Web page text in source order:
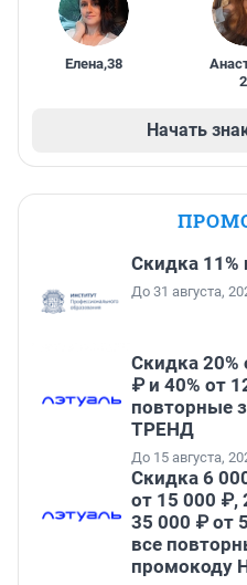
Елена,38
Начать
Скидка 11%
До 31 августа,
Скидка 20%
₽ и 40% от
повторные
ТРЕНД
До 15 августа,
Скидка 6
от 15 000 ₽,
35 000 ₽ от
все
промокоду